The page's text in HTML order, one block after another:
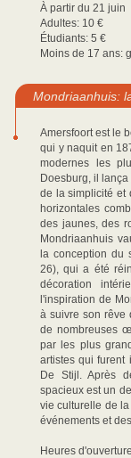
À partir du 21 juin
Adultes: 10 €
Étudiants: 5 €
Moins de 17 ans:
Mondriaanhuis:
Amersfoort est le
qui y naquit en
modernes les
Doesburg, il
de la simplicité et
horizontales
des jaunes, des
Mondriaanhuis
la conception du
26), qui a été
décoration
l'inspiration de
à suivre son rêve
de nombreuses
par les plus
artistes qui furent
De Stijl. Après
spacieux est un
vie culturelle de
événements et
Heures d'ouverture